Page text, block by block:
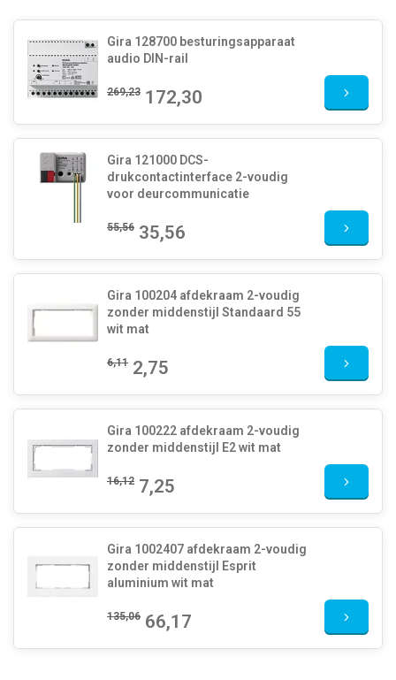
Gira 128700 besturingsapparaat
audio DIN-rail
269,23 172,30
Gira 121000 DCS-
drukcontactinterface 2-voudig
voor deurcommunicatie
55,56 35,56
Gira 100204 afdekraam 2-voudig
zonder middenstijl Standaard 55
wit mat
6,11 2,75
Gira 100222 afdekraam 2-voudig
zonder middenstijl E2 wit mat
16,12 7,25
Gira 1002407 afdekraam 2-voudig
zonder middenstijl Esprit
aluminium wit mat
135,06 66,17